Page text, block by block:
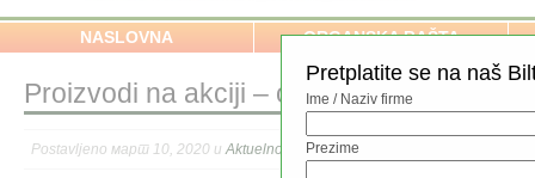
NASLOVNA ORGANSKA BAŠTA
Proizvodi na akciji – organsko
Postavljeno март 10, 2020 u Aktuelno
Pretplatite se na naš
Ime / Naziv firme
Prezime